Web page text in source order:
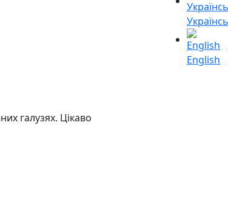
English
галузях. Цікаво